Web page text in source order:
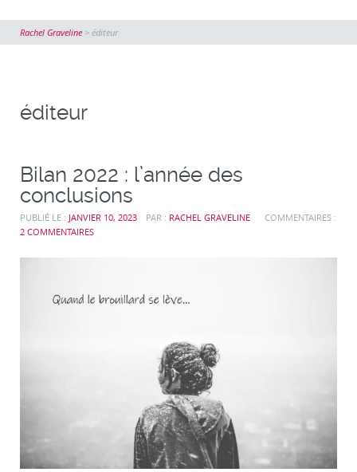
Rachel Graveline > éditeur
éditeur
Bilan 2022 : l’année des
conclusions
PUBLIÉ LE : JANVIER 10, 2023 PAR : RACHEL GRAVELINE
COMMENTAIRES :
2 COMMENTAIRES